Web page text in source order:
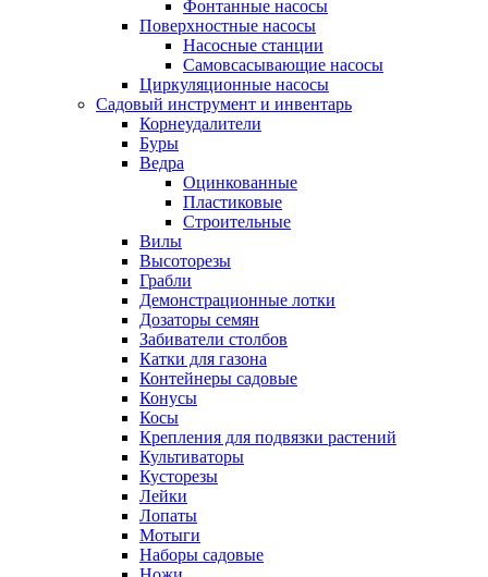
Фонтанные насосы
Поверхностные насосы
Насосные станции
Самовсасывающие насосы
Циркуляционные насосы
Садовый инструмент и инвентарь
Корнеудалители
Буры
Ведра
Оцинкованные
Пластиковые
Строительные
Вилы
Высоторезы
Грабли
Демонстрационные лотки
Дозаторы семян
Забиватели столбов
Катки для газона
Контейнеры садовые
Конусы
Косы
Крепления для подвязки растений
Культиваторы
Кусторезы
Лейки
Лопаты
Мотыги
Наборы садовые